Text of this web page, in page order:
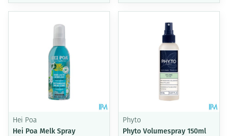
Hei Poa
Hei Poa Melk Spray
Phyto
Phyto Volumespray 150ml